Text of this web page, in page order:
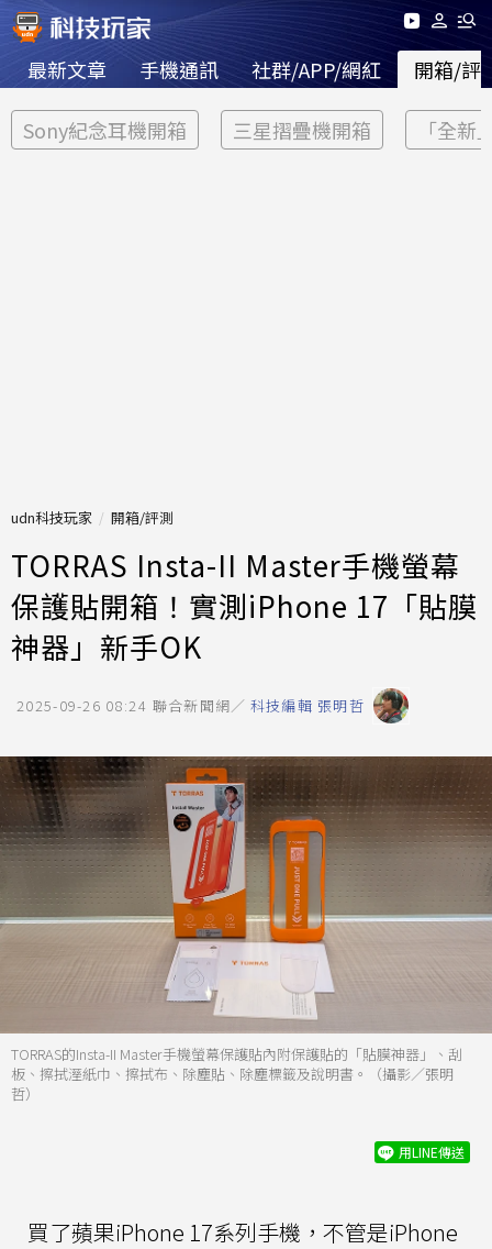
最新文章 手機通訊 社群/APP/網紅 開箱/評
Sony紀念耳機開箱 三星摺疊機開箱 「全新
udn科技玩家 開箱/評測
TORRAS Insta-II Master手機螢幕
保護貼開箱！實測iPhone 17「貼膜
神器」新手OK
2025-09-26 08:24 聯合新聞網／ 科技編輯 張明哲
TORRAS的Insta-II Master手機螢幕保護貼內附保護貼的「貼膜神器」、刮
板、擦拭溼紙巾、擦拭布、除塵貼、除塵標籤及說明書。（攝影／張明
哲）
用LINE傳送
買了蘋果iPhone 17系列手機，不管是iPhone